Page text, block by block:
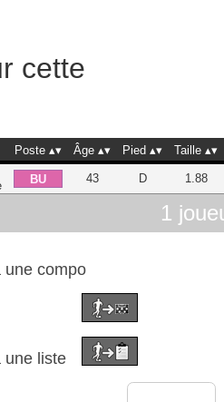
cette
Poste Âge Pied
Taille
BU 43 D 1.88
1
une compo
une liste